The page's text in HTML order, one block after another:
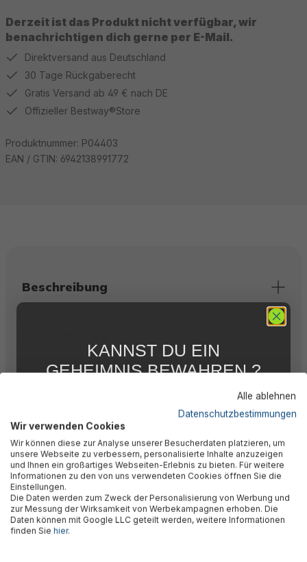
Derzeit ist das Produkt nicht verfügbar, wir
benachrichtigen dich gerne per E-Mail.
Direktversand aus Deutschland
30 Tage Rückgaberecht
Gratis Versand ab 49 € nach DE
Offizieller Bestway®Store
Produktnummer: P04403
EAN / GTIN: 6942138991772
Beschreibung
Herstellerinformation
🎉 Jetzt den Newsletter
Alle ablehnen
Datenschutzbestimmungen
Wir verwenden Cookies
Wir können diese zur Analyse unserer Besucherdaten platzieren, um
unsere Webseite zu verbessern, personalisierte Inhalte anzuzeigen
und Ihnen ein großartiges Webseiten-Erlebnis zu bieten. Für weitere
Informationen zu den von uns verwendeten Cookies öffnen Sie die
Einstellungen.
Die Daten werden zum Zweck der Personalisierung von Werbung und
zur Messung der Wirksamkeit von Werbekampagnen erhoben. Die
Daten können mit Google LLC geteilt werden, weitere Informationen
finden Sie hier.
KANNST DU EIN
GEHEIMNIS BEWAHREN ?
FÜR DICH
Abonniere jetzt unseren kostenlosen
Newsletter, verpasse keine Neuigkeiten und
Aktionen mehr und sichere Dir 5 %
Willkommensrabatt auf nicht reduzierte Ware
bei Deiner ersten Bestellung !*
Email